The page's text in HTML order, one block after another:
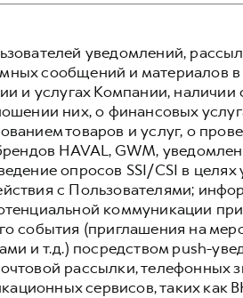
уведомлений,
сообщений и материалов в
и услугах Компании, наличии
них, о финансовых
товаров и услуг, о
HAVAL, GWM,
опросов SSI/CSI в целях
с Пользователями;
коммуникации
события (приглашения на
и т.д.) посредством push-
рассылки, телефонных
сервисов, таких как